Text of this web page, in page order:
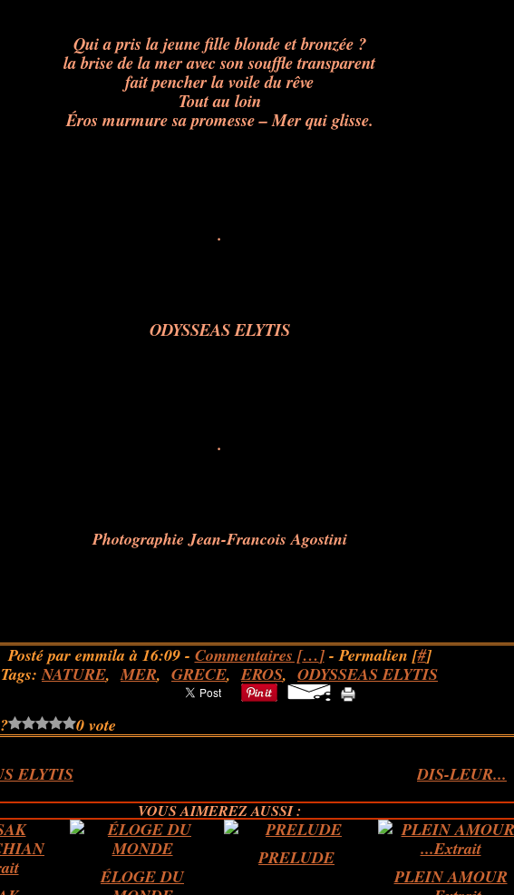
Qui a pris la jeune fille blonde et bronzée ?
la brise de la mer avec son souffle transparent
fait pencher la voile du rêve
Tout au loin
Éros murmure sa promesse – Mer qui glisse.
.
ODYSSEAS ELYTIS
.
Photographie Jean-Francois Agostini
Posté par emmila à 16:09 - Commentaires […]- Permalien [#]
Tags:NATURE,MER, GRECE,EROS, ODYSSEAS ELYTIS
0 vote
ELYTIS DIS-LEUR...
VOUS AIMEREZ AUSSI :
ÉLOGE DU
PRELUDE
PLEIN AMOUR